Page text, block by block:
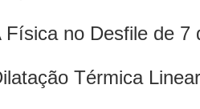
Física no Desfile de 7
Térmica